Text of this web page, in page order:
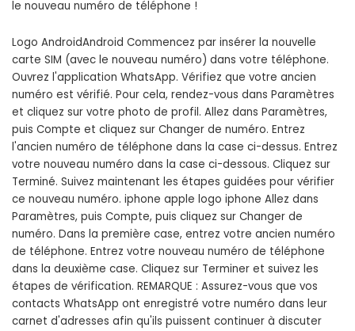
le nouveau numéro de téléphone !
Logo AndroidAndroid Commencez par insérer la nouvelle
carte SIM (avec le nouveau numéro) dans votre téléphone.
Ouvrez l'application WhatsApp. Vérifiez que votre ancien
numéro est vérifié. Pour cela, rendez-vous dans Paramètres
et cliquez sur votre photo de profil. Allez dans Paramètres,
puis Compte et cliquez sur Changer de numéro. Entrez
l'ancien numéro de téléphone dans la case ci-dessus. Entrez
votre nouveau numéro dans la case ci-dessous. Cliquez sur
Terminé. Suivez maintenant les étapes guidées pour vérifier
ce nouveau numéro. iphone apple logo iphone Allez dans
Paramètres, puis Compte, puis cliquez sur Changer de
numéro. Dans la première case, entrez votre ancien numéro
de téléphone. Entrez votre nouveau numéro de téléphone
dans la deuxième case. Cliquez sur Terminer et suivez les
étapes de vérification. REMARQUE : Assurez-vous que vos
contacts WhatsApp ont enregistré votre numéro dans leur
carnet d'adresses afin qu'ils puissent continuer à discuter